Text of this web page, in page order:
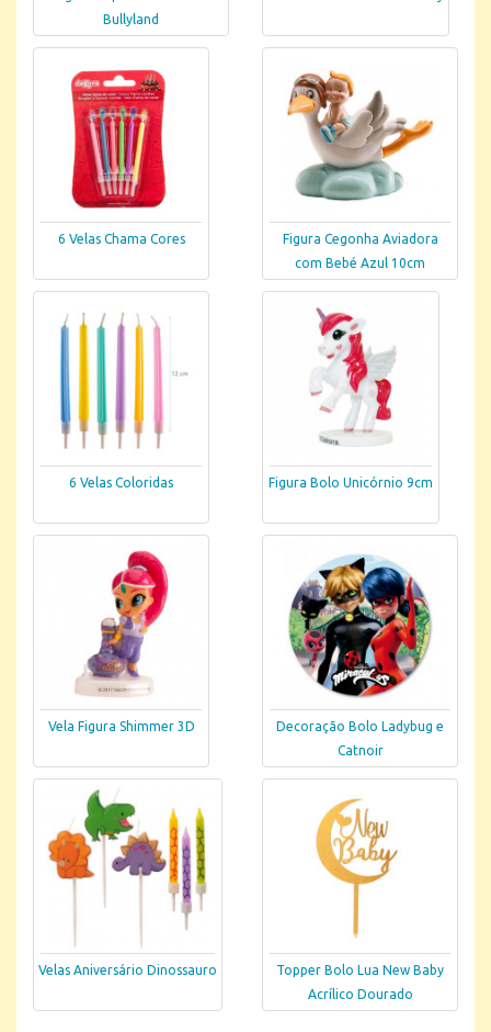
Bullyland
6 Velas Chama Cores
Figura Cegonha Aviadora
com Bebé Azul 10cm
6 Velas Coloridas Figura Bolo Unicórnio 9cm
Vela Figura Shimmer 3D
Decoração Bolo Ladybug e
Catnoir
Velas Aniversário Dinossauro
Topper Bolo Lua New Baby
Acrílico Dourado